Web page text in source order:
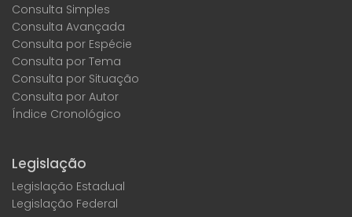
Consulta Simples
Consulta Avançada
Consulta por Espécie
Consulta por Tema
Consulta por Situação
Consulta por Autor
Índice Cronológico
Legislação
Legislação Estadual
Legislação Federal